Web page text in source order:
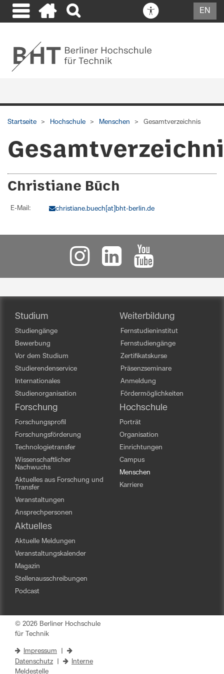
EN
Startseite Hochschule Menschen Gesamtverzeichnis
Christiane Būch
E-Mail: christiane.buech[at]bht-berlin.de
Studium
Studiengänge
Bewerbung
Vor dem Studium
Studierendenservice
Internationales
Studienorganisation
Weiterbildung
Fernstudieninstitut
Fernstudiengänge
Zertifikatskurse
Präsenzseminare
Anmeldung
Fördermöglichkeiten
Forschung
Forschungsprofil
Forschungsförderung
Technologietransfer
Wissenschaftlicher
Nachwuchs
Aktuelles aus Forschung und
Transfer
Veranstaltungen
Ansprechpersonen
Hochschule
Porträt
Organisation
Einrichtungen
Campus
Menschen
Karriere
Aktuelles
Aktuelle Meldungen
Veranstaltungskalender
Magazin
Stellenausschreibungen
Podcast
© 2026 Berliner Hochschule
für Technik
Impressum
Datenschutz
Interne
Meldestelle